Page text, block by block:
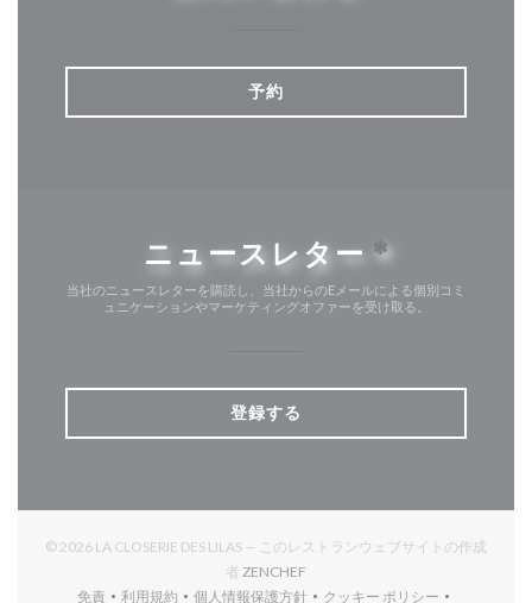
予約
ニュースレター *
当社のニュースレターを購読し、当社からのEメールによる個別コミ
ュニケーションやマーケティングオファーを受け取る。
登録する
© 2026 LA CLOSERIE DES LILAS — このレストランウェブサイトの作成
者 ZENCHEF
免責
利用規約 個人情報保護方針 クッキー ポリシー